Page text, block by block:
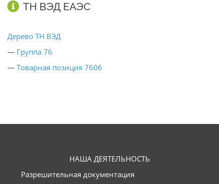
ТН ВЭД ЕАЭС
Дерево ТН ВЭД
— Группа 76
— Товарная позиция 7606
НАША ДЕЯТЕЛЬНОСТЬ
Разрешительная документация